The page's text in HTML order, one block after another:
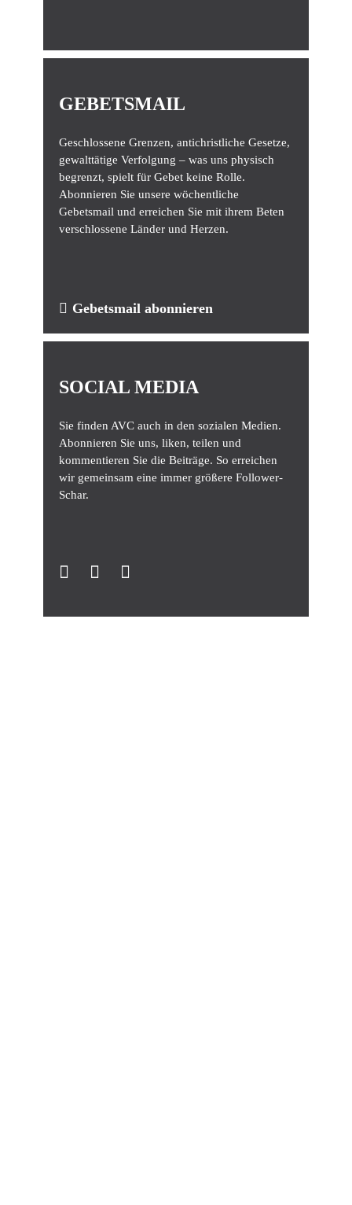
GEBETSMAIL
Geschlossene Grenzen, antichristliche Gesetze,
gewalttätige Verfolgung – was uns physisch
begrenzt, spielt für Gebet keine Rolle.
Abonnieren Sie unsere wöchentliche
Gebetsmail und erreichen Sie mit ihrem Beten
verschlossene Länder und Herzen.
Gebetsmail abonnieren
SOCIAL MEDIA
Sie finden AVC auch in den sozialen Medien.
Abonnieren Sie uns, liken, teilen und
kommentieren Sie die Beiträge. So erreichen
wir gemeinsam eine immer größere Follower-
Schar.